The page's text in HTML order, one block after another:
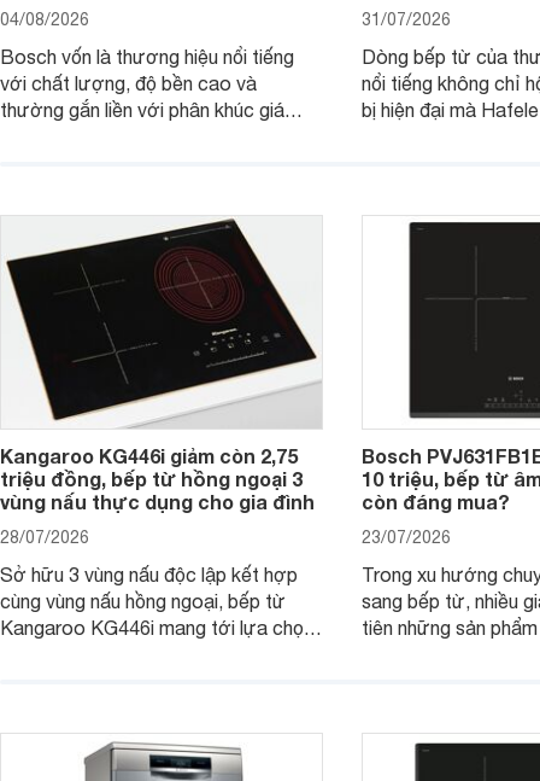
04/08/2026
Bosch vốn là thương hiệu nổi tiếng
với chất lượng, độ bền cao và
thường gắn liền với phân khúc giá
đơn vị phân phối với mức giá khá dễ
tiếp cận, thu hút sự quan tâm của
nhiều người tiêu dùng.
31/07/2026
Dòng bếp từ của
nổi tiếng không chỉ
bị hiện đại mà
gia đình.
Kangaroo KG446i giảm còn 2,75
triệu đồng, bếp từ hồng ngoại 3
vùng nấu thực dụng cho gia đình
28/07/2026
Sở hữu 3 vùng nấu độc lập kết hợp
cùng vùng nấu hồng ngoại, bếp từ
Kangaroo KG446i mang tới lựa chọn
nhiều cửa hàng, đại lý.
Bosch
10 triệu, bếp từ
còn đáng mua?
23/07/2026
Trong xu hướng
sang bếp từ, nhiều
tiên những sản
mẫu bếp đáp ứng